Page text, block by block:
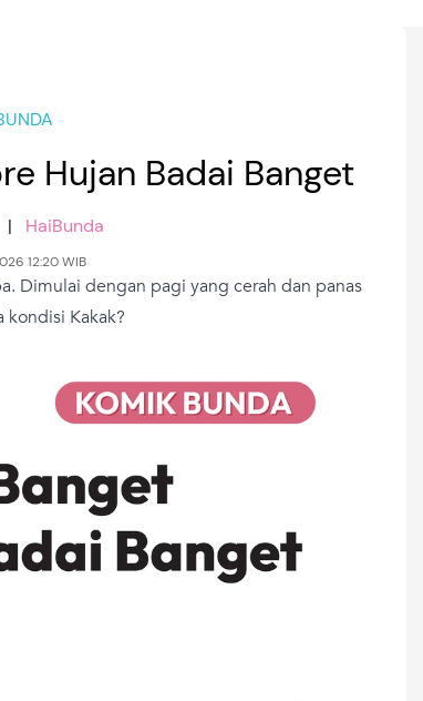
Hujan Badai Banget
| HaiBunda
12:20 WIB
Dimulai dengan pagi yang cerah dan panas
Kakak?